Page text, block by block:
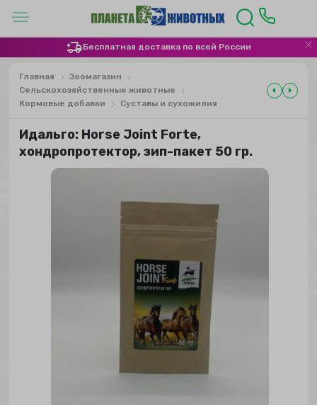
Бесплатная доставка по всей России
Главная
Зоомагазин
Сельскохозяйственные животные
Кормовые добавки
Суставы и сухожилия
Идальго: Horse Joint Forte,
хондропротектор, зип-пакет 50 гр.